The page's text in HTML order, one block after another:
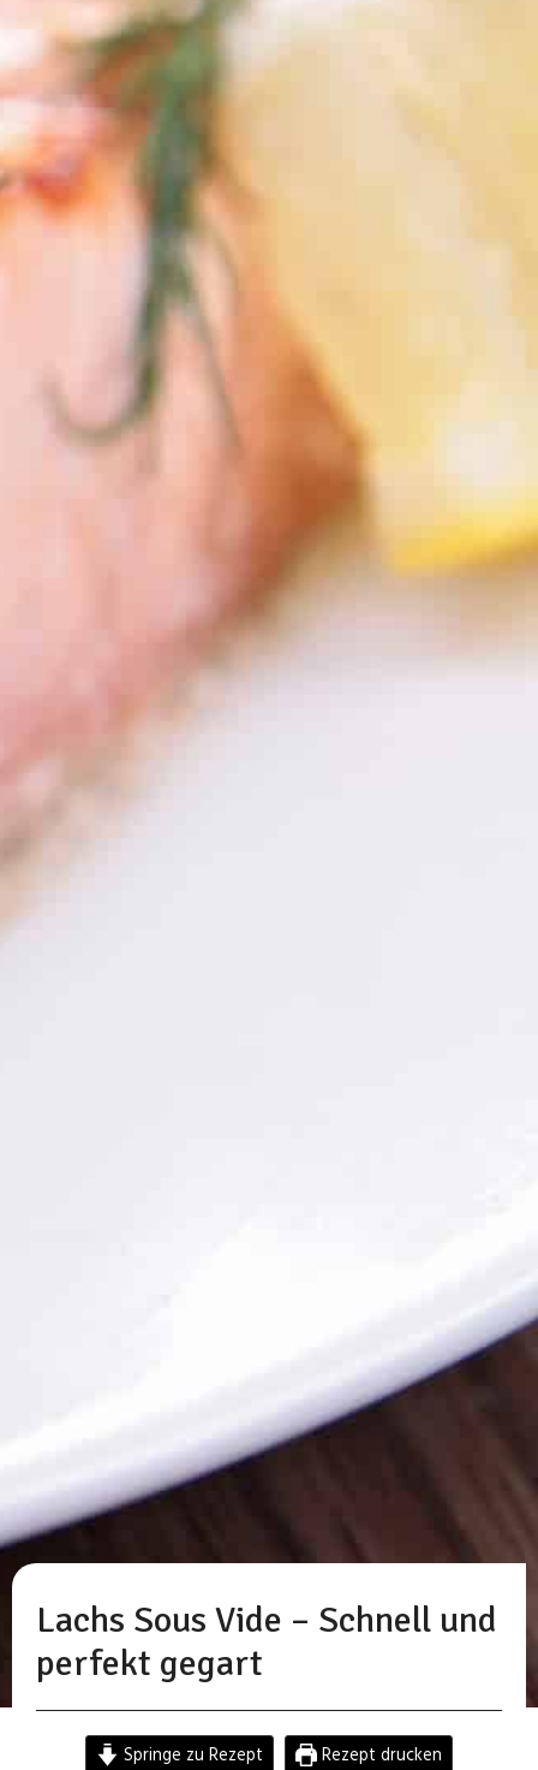
Lachs Sous Vide – Schnell und
perfekt gegart
Springe zu Rezept Rezept drucken